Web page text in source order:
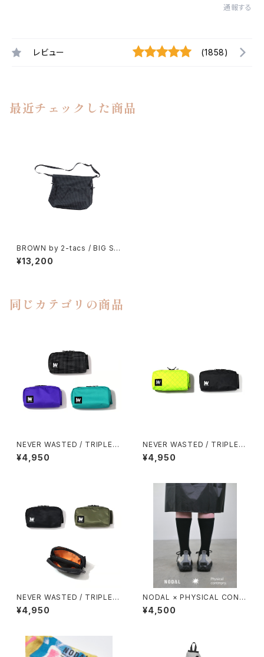
通報する
レビュー (1858)
最近チェックした商品
BROWN by 2-tacs / BIG SA
COCHE（RIPSTOP）
¥13,200
同じカテゴリの商品
NEVER WASTED / TRIPLEY
ES
¥4,950
NEVER WASTED / TRIPLEY
ES（ECOPAK）
¥4,950
NEVER WASTED / TRIPLEY
ES（MA-1）
¥4,950
NODAL × PHYSICAL CONT
MPRY.
¥4,500